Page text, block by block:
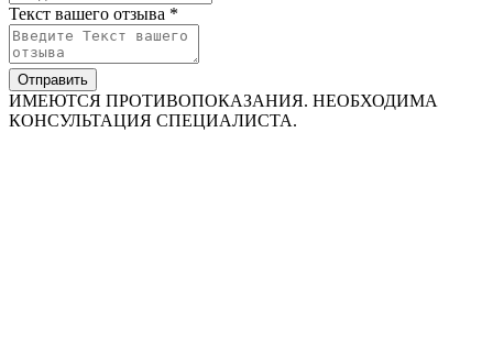
Текст вашего отзыва *
Отправить
ИМЕЮТСЯ ПРОТИВОПОКАЗАНИЯ. НЕОБХОДИМА
КОНСУЛЬТАЦИЯ СПЕЦИАЛИСТА.